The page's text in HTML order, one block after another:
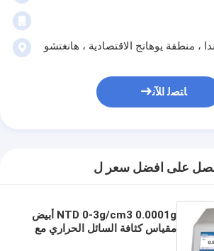
، منطقة يوهانج الاقتصادية ، هانغتشو
ﺎﺘﺼﻟ ﺍﻶﻧ
على افضل سعر ل
NTD 0-3g/cm3 0.0001g أبيض
مقياس كثافة السائل الحراري مع